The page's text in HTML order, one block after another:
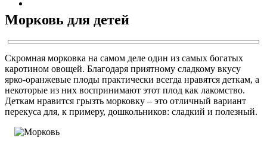
Морковь для детей
Скромная морковка на самом деле один из самых богатых
каротином овощей. Благодаря приятному сладкому вкусу
ярко-оранжевые плоды практически всегда нравятся деткам, а
некоторые из них воспринимают этот плод как лакомство.
Деткам нравится грызть морковку – это отличный вариант
перекуса для, к примеру, дошкольников: сладкий и полезный.